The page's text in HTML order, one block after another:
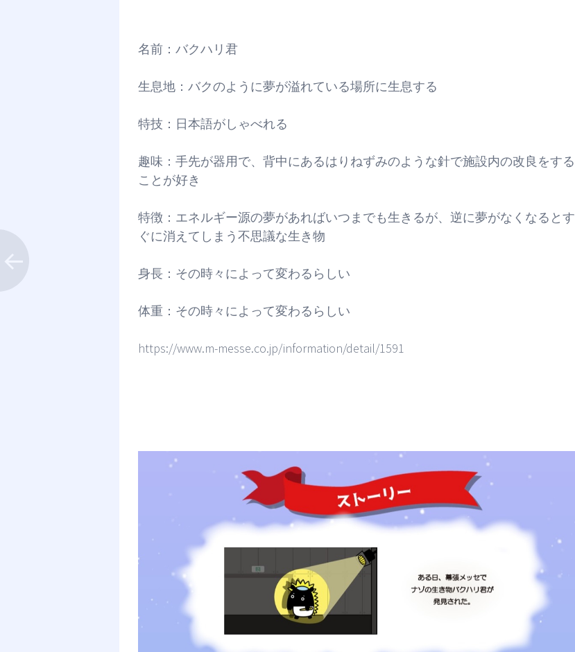
名前：バクハリ君
生息地：バクのように夢が溢れている場所に生息する
特技：日本語がしゃべれる
趣味：手先が器用で、背中にあるはりねずみのような針で施設内の改良をする
ことが好き
特徴：エネルギー源の夢があればいつまでも生きるが、逆に夢がなくなるとす
ぐに消えてしまう不思議な生き物
身長：その時々によって変わるらしい
体重：その時々によって変わるらしい
https://www.m-messe.co.jp/information/detail/1591